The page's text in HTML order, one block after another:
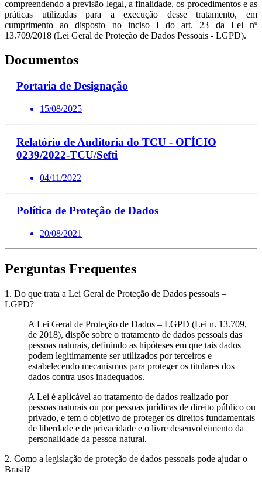
compreendendo a previsão legal, a finalidade, os procedimentos e as
práticas utilizadas para a execução desse tratamento, em
cumprimento ao disposto no inciso I do art. 23 da Lei nº
13.709/2018 (Lei Geral de Proteção de Dados Pessoais - LGPD).
Documentos
Portaria de Designação
15/08/2025
Relatório de Auditoria do TCU - OFÍCIO
0239/2022-TCU/Sefti
04/11/2022
Política de Proteção de Dados
20/08/2021
Perguntas Frequentes
1. Do que trata a Lei Geral de Proteção de Dados pessoais –
LGPD?
A Lei Geral de Proteção de Dados – LGPD (Lei n. 13.709,
de 2018), dispõe sobre o tratamento de dados pessoais das
pessoas naturais, definindo as hipóteses em que tais dados
podem legitimamente ser utilizados por terceiros e
estabelecendo mecanismos para proteger os titulares dos
dados contra usos inadequados.
A Lei é aplicável ao tratamento de dados realizado por
pessoas naturais ou por pessoas jurídicas de direito público ou
privado, e tem o objetivo de proteger os direitos fundamentais
de liberdade e de privacidade e o livre desenvolvimento da
personalidade da pessoa natural.
2. Como a legislação de proteção de dados pessoais pode ajudar o
Brasil?